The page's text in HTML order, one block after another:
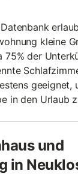
kleine
75% der
geeignet,
in den Urlaub
und
in